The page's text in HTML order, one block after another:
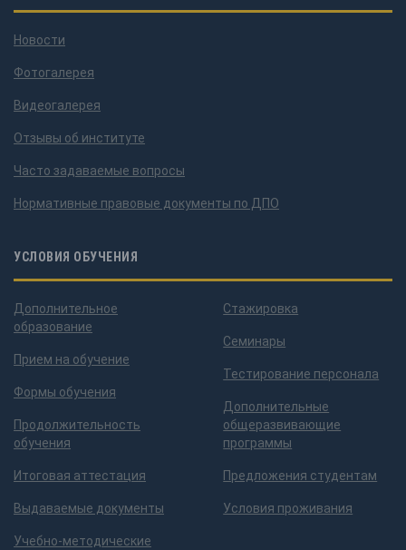
Новости
Фотогалерея
Видеогалерея
Отзывы об институте
Часто задаваемые вопросы
Нормативные правовые документы по ДПО
УСЛОВИЯ ОБУЧЕНИЯ
Дополнительное
образование
Прием на обучение
Формы обучения
Продолжительность
обучения
Итоговая аттестация
Выдаваемые документы
Учебно-методические
Стажировка
Семинары
Тестирование персонала
Дополнительные
общеразвивающие
программы
Предложения студентам
Условия проживания